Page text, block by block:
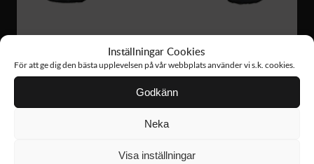
Inställningar Cookies
För att ge dig den bästa upplevelsen på vår webbplats använder vi s.k. cookies.
Godkänn
Neka
Visa inställningar
FJ69
1 398 :-